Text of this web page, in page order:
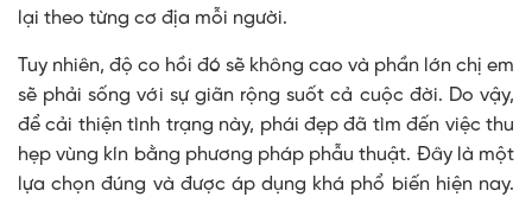
lại theo từng cơ địa mỗi người.
Tuy nhiên, độ co hồi đó sẽ không cao và phần lớn chị em
sẽ phải sống với sự giãn rộng suốt cả cuộc đời. Do vậy,
để cải thiện tình trạng này, phái đẹp đã tìm đến việc thu
hẹp vùng kín bằng phương pháp phẫu thuật. Đây là một
lựa chọn đúng và được áp dụng khá phổ biến hiện nay.